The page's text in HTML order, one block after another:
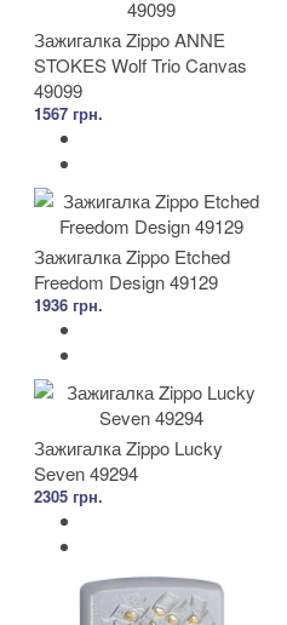
Зажигалка Zippo ANNE
STOKES Wolf Trio Canvas
49099
1567 грн.
Зажигалка Zippo Etched
Freedom Design 49129
1936 грн.
Зажигалка Zippo Lucky
Seven 49294
2305 грн.